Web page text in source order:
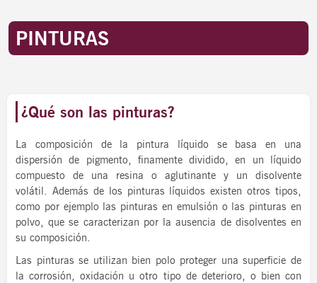
PINTURAS
¿Qué son las pinturas?
La composición de la pintura líquido se basa en una
dispersión de pigmento, finamente dividido, en un líquido
compuesto de una resina o aglutinante y un disolvente
volátil. Además de los pinturas líquidos existen otros tipos,
como por ejemplo las pinturas en emulsión o las pinturas en
polvo, que se caracterizan por la ausencia de disolventes en
su composición.
Las pinturas se utilizan bien polo proteger una superficie de
la corrosión, oxidación u otro tipo de deterioro, o bien con